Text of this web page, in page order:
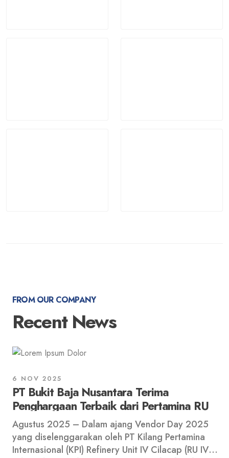
FROM OUR COMPANY
Recent News
6 NOV 2025
PT Bukit Baja Nusantara Terima
Penghargaan Terbaik dari Pertamina RU
IV Cilacap
Agustus 2025 – Dalam ajang Vendor Day 2025
yang diselenggarakan oleh PT Kilang Pertamina
Internasional (KPI) Refinery Unit IV Cilacap (RU IV